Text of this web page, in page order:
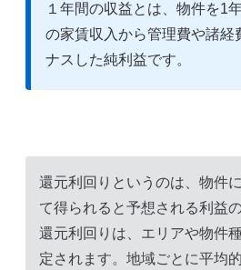
１年間の収益とは、物件を1
の家賃収入から管理費や諸経
ナスした純利益です。
還元利回りというのは、物件
て得られると予想される利益
還元利回りは、エリアや物件
定されます。地域ごとに平均